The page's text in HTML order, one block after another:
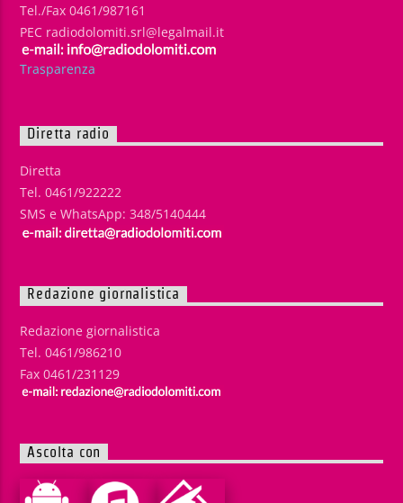
Tel./Fax 0461/987161
PEC radiodolomiti.srl@legalmail.it
Trasparenza
Diretta radio
Diretta
Tel. 0461/922222
SMS e WhatsApp: 348/5140444
Redazione giornalistica
Redazione giornalistica
Tel. 0461/986210
Fax 0461/231129
Ascolta con